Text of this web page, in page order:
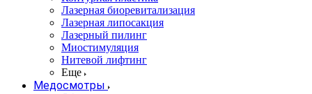
Лазерная биоревитализация
Лазерная липосакция
Лазерный пилинг
Миостимуляция
Нитевой лифтинг
Еще
Медосмотры